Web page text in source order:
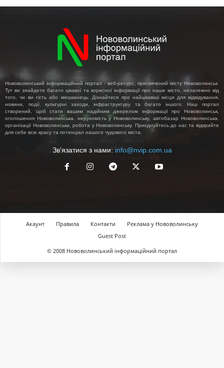
Нововолинський інформаційний портал - веб-ресурс, присвячений місту Нововолинськ.
Тут ви знайдете багато цікавої та корисної інформації про наше місто, незалежно від
того, чи ви гість або мешканець. Дізнайтеся про найцікавіші місця для відвідування,
новини, події, культурні заходи, інфраструктуру та багато іншого. Наш портал
створений, щоб стати вашим надійним джерелом інформації про Нововолинськ,
оголошення Нововолинська, нерухомість у Нововолинську, автобазар Нововолинська,
організації Нововолинська, робота у Нововолинську. Приєднуйтесь до нас та відкрийте
для себе всю красу та потенціал нашого чудового міста.
Зв'язатися з нами: info@nvip.com.ua
Акаунт Правила Контакти
Реклама у Нововолинську
Guest Post
© 2008 Нововолинський інформаційний портал